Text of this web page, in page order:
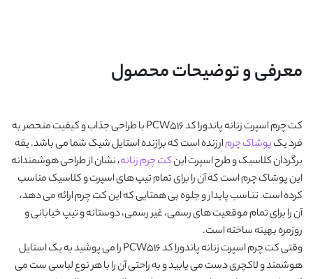
معرفی و توضیحات محصول
کت چرم اسپرت زنانه پاندورا کد PCW516
با طراحی جذاب و کیفیت منحصر به
فرد یکپوشاک چرمارزنده است که برازنده استایل شیک شما می باشد. یقه
برگردان کلاسیک و طرح اسپرت اینکت چرم زنانه، نشان از طراحی هوشمندانه
این پوشاک چرم است که آن را برای تمام تیپ های اسپرت و کلاسیک مناسب
کرده است. تناسب پایدار و جلوه بی همتایی که این کت چرم ارائه می دهد،
آن را برای تمام موقعیت های رسمی، غیر رسمی، دوستانه و تیپ خیابانی و
روزمره بهینه ساخته است.
وقتیکت چرم اسپرت زنانه پاندورا کد PCW516
را می پوشید به یک استایل
هوشمند و لاکچری دست می یابید و به راحتی آن را با هر نوع لباسی ست می